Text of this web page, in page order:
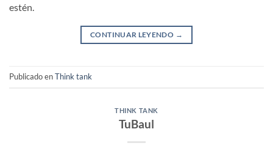
estén.
CONTINUAR LEYENDO →
Publicado enThink tank
THINK TANK
TuBaul